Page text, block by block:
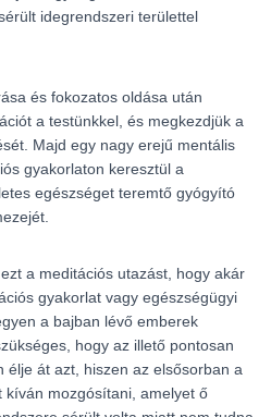
idegrendszeri területtel
és fokozatos oldása után
a testünkkel, és megkezdjük a
Majd egy nagy erejű mentális
gyakorlaton keresztül a
egészséget teremtő gyógyító
a meditációs utazást, hogy akár
gyakorlat vagy egészségügyi
a bajban lévő emberek
hogy az illető pontosan
élje át azt, hiszen az elsősorban a
kíván mozgósítani, amelyet ő